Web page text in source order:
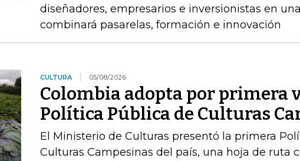
diseñadores, empresarios e inversionistas en
combinará pasarelas, formación e innovación
CULTURA 05/08/2026
Colombia adopta por primera
Política Pública de Culturas
El Ministerio de Culturas presentó la primera
Culturas Campesinas del país, una hoja de ruta